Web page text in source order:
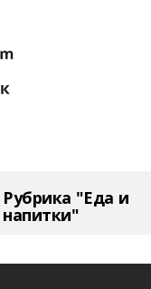
Рубрика "Еда и
напитки"